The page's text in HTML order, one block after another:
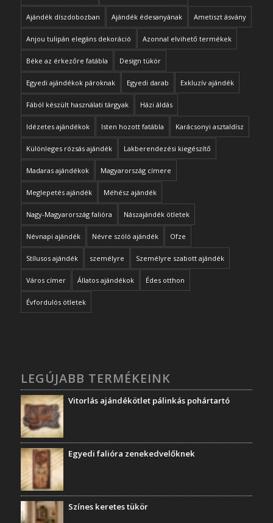
Ajándék díszdobozban Ajándék édesanyának Ametiszt ásvány
Anjou tulipán elegáns dekoráció Azonnal elvihető termékek
Béke az érkezőre fatábla Design tükör
Egyedi ajándékok pároknak Egyedi darab Exkluzív ajándék
Fából készült használati tárgyak Házi áldás
Idézetes ajándékok Isten hozott fatábla Karácsonyi asztaldísz
Különleges rózsás ajándék Lakberendezési kiegészítő
Madaras ajándékok Magyarország címere
Meglepetés ajándék Méhész ajándék
Nagy-Magyarország falióra Nászajándék ötletek
Névnapi ajándék Névre szóló ajándék Ofze
Stílusos ajándék személyre Személyre szabott ajándék
Város címer Állatos ajándékok Édes otthon
Évfordulós ötletek
LEGÚJABB TERMÉKEINK
Vitorlás ajándékötlet pálinkás pohártartó
Egyedi falióra zenekedvelőknek
Színes keretes tükör